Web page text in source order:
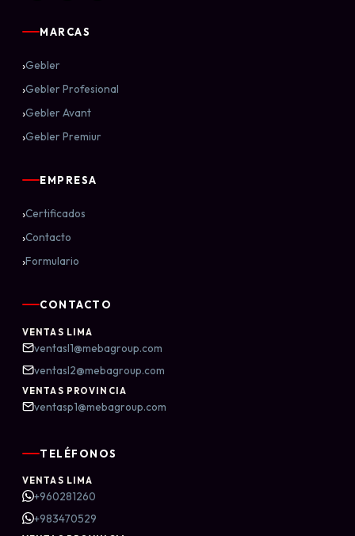
MARCAS
›Gebler
›Gebler Profesional
›Gebler Avant
›Gebler Premiur
EMPRESA
›Certificados
›Contacto
›Formulario
CONTACTO
VENTAS LIMA
ventasl1@mebagroup.com
ventasl2@mebagroup.com
VENTAS PROVINCIA
ventasp1@mebagroup.com
TELÉFONOS
VENTAS LIMA
+960281260
+983470529